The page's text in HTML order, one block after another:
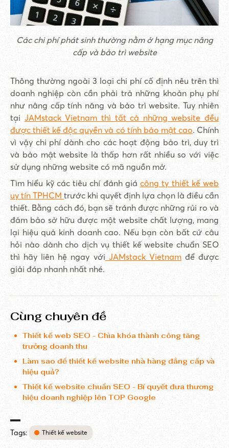
Các chi phí phát sinh thường nằm ở hạng mục nâng
cấp và bảo trì website
Thông thường ngoài 3 loại chi phí cố định nêu trên thì
doanh nghiệp còn cần phải trả những khoản phụ phí
như nâng cấp tính năng và bảo trì website. Tuy nhiên
tạiJAMstack Vietnam thì tất cả những website đều
được thiết kế độc quyền và có tính bảo mật cao. Chính
vì vậy chi phí dành cho các hoạt động bảo trì, duy trì
và bảo mật website là thấp hơn rất nhiều so với việc
sử dụng những website có mã nguồn mở.
Tìm hiểu kỹ các tiêu chí đánh giá công ty thiết kế web
uy tín TPHCM trước khi quyết định lựa chọn là điều cần
thiết. Bằng cách đó, bạn sẽ tránh được những rủi ro và
đảm bảo sở hữu được một website chất lượng, mang
lại hiệu quả kinh doanh cao. Nếu bạn còn bất cứ câu
hỏi nào dành cho dịch vụ thiết kế website chuẩn SEO
thì hãy liên hệ ngay với JAMstack Vietnamđể được
giải đáp nhanh nhất nhé.
Cùng chuyên đề
Thiết kế web SEO - Chìa khóa thành công tăng
trưởng doanh thu
Làm sao để thiết kế website nhà hàng đẳng cấp và
hiệu quả?
Thiết kế website chuẩn SEO - Bí quyết đưa thương
hiệu doanh nghiệp lên TOP Google
Tags: Thiết kế website